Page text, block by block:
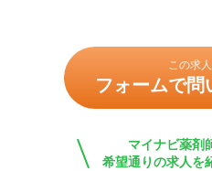
この求
フォームで問
マイナビ薬剤
希望通りの求人を